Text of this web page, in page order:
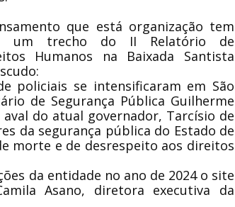
que está organização tem
um trecho do II Relatório de
Humanos na Baixada Santista
policiais se intensificaram em São
de Segurança Pública Guilherme
do atual governador, Tarcísio de
da segurança pública do Estado de
morte e de desrespeito aos direitos
da entidade no ano de 2024 o site
Asano, diretora executiva da